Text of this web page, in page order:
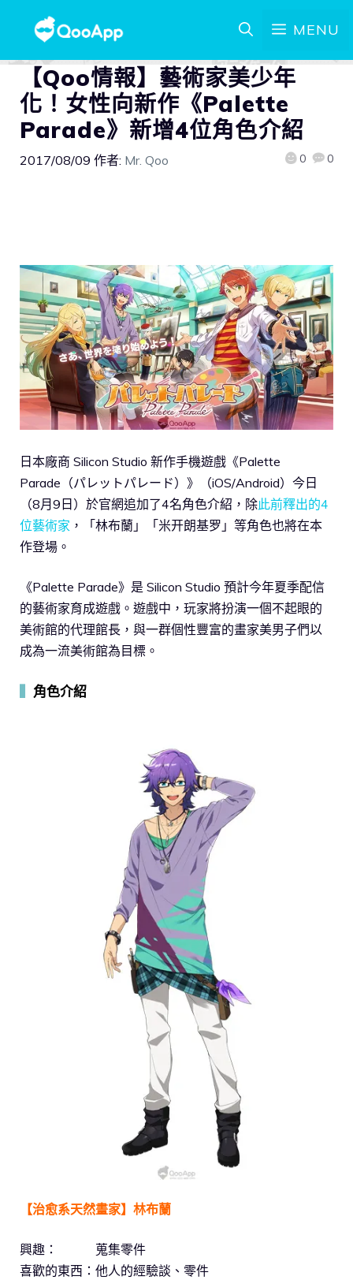
MENU
【Qoo情報】藝術家美少年
化！女性向新作《Palette
Parade》新增4位角色介紹
2017/08/09 作者: Mr. Qoo 0 0
日本廠商 Silicon Studio 新作手機遊戲《Palette
Parade（パレットパレード）》（iOS/Android）今日
（8月9日）於官網追加了4名角色介紹，除此前釋出的4
位藝術家 ，「林布蘭」「米开朗基罗」等角色也將在本
作登場。
《Palette Parade》是 Silicon Studio 預計今年夏季配信
的藝術家育成遊戲。遊戲中，玩家將扮演一個不起眼的
美術館的代理館長，與一群個性豐富的畫家美男子們以
成為一流美術館為目標。
角色介紹
【治愈系天然畫家】林布蘭
興趣： 蒐集零件
喜歡的東西：他人的經驗談、零件